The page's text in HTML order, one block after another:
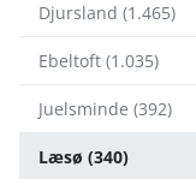
Djursland (1.465)
Ebeltoft (1.035)
Juelsminde (392)
Læsø (340)